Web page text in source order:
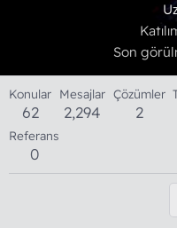
Son
Konular
62
Mesajlar
2,294
Çözümler
2
Referans
0